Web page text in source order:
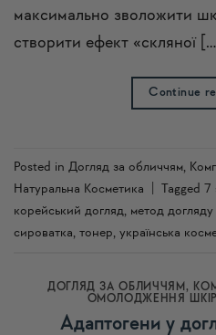
максимально зволожити
створити ефект «скляної […]
Continue
Posted in Догляд за обличчям,
Натуральна Косметика
Tagged 7
корейський догляд, метод
сироватка, тонер, українська
ДОГЛЯД ЗА ОБЛИЧЧЯМ ,
ОМОЛОДЖЕННЯ
Адаптогени у